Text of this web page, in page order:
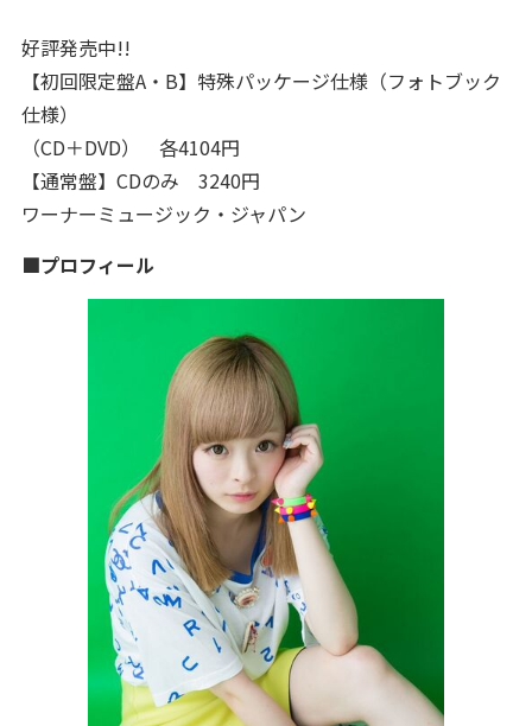
好評発売中!!
【初回限定盤A・B】特殊パッケージ仕様（フォトブック
仕様）
（CD＋DVD） 各4104円
【通常盤】CDのみ 3240円
ワーナーミュージック・ジャパン
■プロフィール